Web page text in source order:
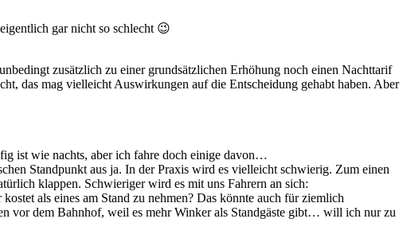
gar nicht so schlecht 😉
zusätzlich zu einer grundsätzlichen Erhöhung noch einen Nachttarif
das mag vielleicht Auswirkungen auf die Entscheidung gehabt haben. Aber
ist wie nachts, aber ich fahre doch einige davon…
Standpunkt aus ja. In der Praxis wird es vielleicht schwierig. Zum einen
klappen. Schwieriger wird es mit uns Fahrern an sich:
als eines am Stand zu nehmen? Das könnte auch für ziemlich
vor dem Bahnhof, weil es mehr Winker als Standgäste gibt… will ich nur zu